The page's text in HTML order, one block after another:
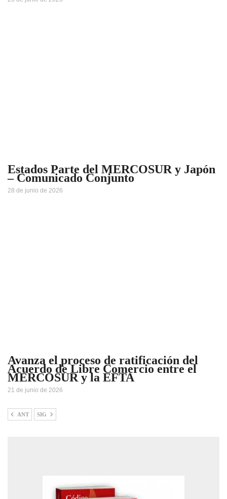
Estados Parte del MERCOSUR y Japón
– Comunicado Conjunto
28 de junio de 2026
Avanza el proceso de ratificación del
Acuerdo de Libre Comercio entre el
MERCOSUR y la EFTA
21 de junio de 2026
ANT SIG